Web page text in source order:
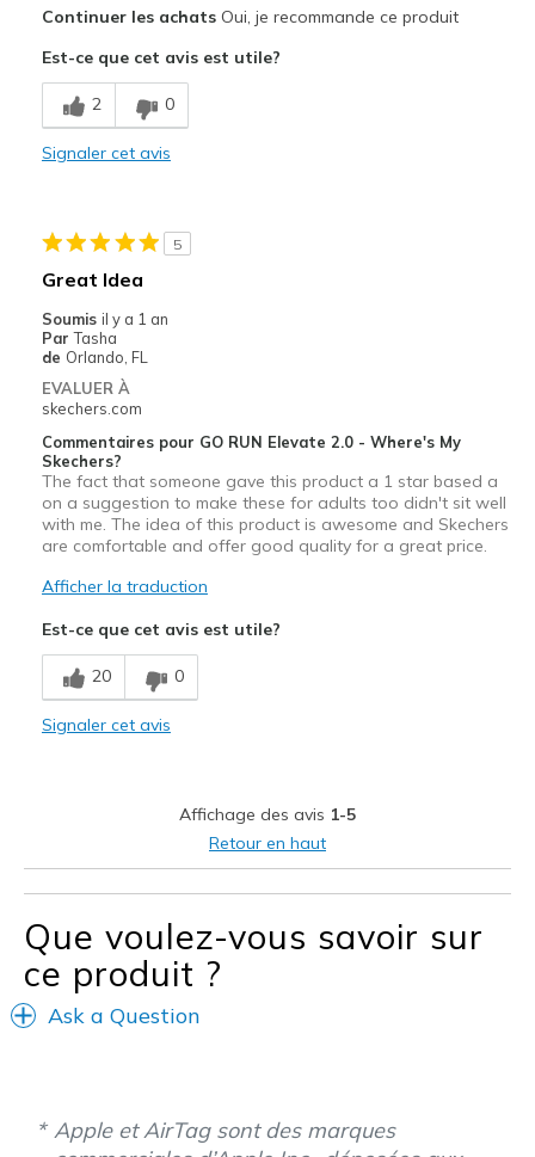
Casual Wear
Width
Feels true to width
Sizing
Continuer les achatsOui, je recommande ce produit
Est-ce que cet avis est utile?
2 0
Signaler cet avis
5
Great Idea
Soumis il y a 1 an
Par Tasha
de Orlando, FL
EVALUER À
skechers.com
Commentaires pour GO RUN Elevate 2.0 - Where's My
Skechers?
The fact that someone gave this product a 1 star based a
on a suggestion to make these for adults too didn't sit well
with me. The idea of this product is awesome and Skechers
are comfortable and offer good quality for a great price.
Afficher la traduction
Est-ce que cet avis est utile?
20 0
Signaler cet avis
Affichage des avis 1-5
Retour en haut
Que voulez-vous savoir sur
ce produit ?
Ask a Question
Apple et AirTag sont des marques